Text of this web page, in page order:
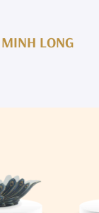
MINH LONG